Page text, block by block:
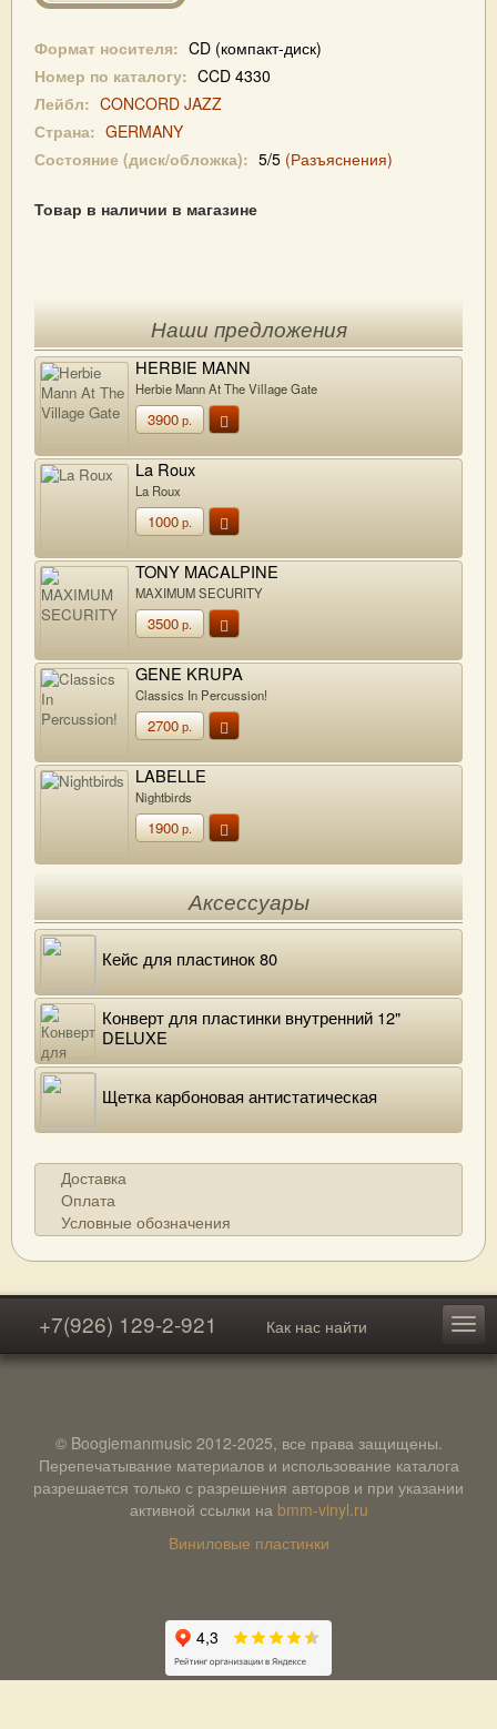
Формат носителя: CD (компакт-диск)
Номер по каталогу: CCD 4330
Лейбл: CONCORD JAZZ
Страна: GERMANY
Состояние (диск/обложка): 5/5 (Разъяснения)
Товар в наличии в магазине
Наши предложения
HERBIE MANN
Herbie Mann At The Village Gate
3900р.
La Roux
La Roux
1000р.
TONY MACALPINE
MAXIMUM SECURITY
3500р.
GENE KRUPA
Classics In Percussion!
2700р.
LABELLE
Nightbirds
1900р.
Аксессуары
Кейс для пластинок 80
Конверт для пластинки внутренний 12"
DELUXE
Щетка карбоновая антистатическая
Доставка
Оплата
Условные обозначения
+7(926) 129-2-921 Как нас найти
© Boogiemanmusic 2012-2025, все права защищены.
Перепечатывание материалов и использование каталога
разрешается только с разрешения авторов и при указании
активной ссылки на bmm-vinyl.ru
Виниловые пластинки